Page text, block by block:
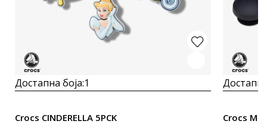
Достапна боја:1
Crocs CINDERELLA 5PCK Crocs